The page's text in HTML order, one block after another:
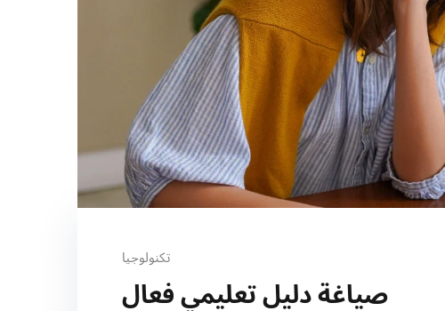
تكنولوجيا
صياغة دليل تعليمي فعال